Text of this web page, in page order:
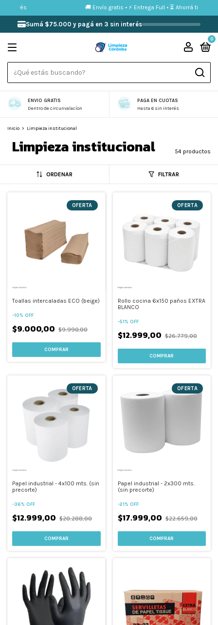
0
ENVIO GRATIS
Dentro de circunvalacíon
PAGA EN CUOTAS
Hasta 6 sin interés
Inicio > Limpieza institucional
Limpieza institucional 54 productos
ORDENAR FILTRAR
OFERTA
Toallas intercaladas ECO (beige)
-10% OFF
$9.000,00 $9.990,00
OFERTA
Rollo cocina 6x150 paños EXTRA
BLANCO
-51% OFF
$12.999,00 $26.779,00
OFERTA
Papel industrial - 4x100 mts. (sin
precorte)
-36% OFF
$12.999,00 $20.288,00
OFERTA
Papel industrial - 2x300 mts.
(sin precorte)
-21% OFF
$17.999,00 $22.659,00
Sumá $75.000 y pagá en 3 sin interés
🚚 Envío gratis • ⚡ Entrega Full • ⏳ Ahorrá tiempo